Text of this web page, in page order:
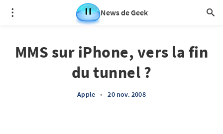
News de Geek
MMS sur iPhone, vers la fin
du tunnel ?
Apple • 20 nov. 2008